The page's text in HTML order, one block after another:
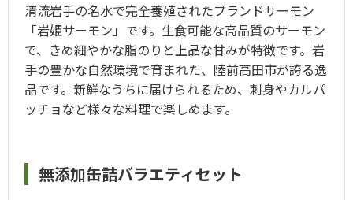
清流岩手の名水で完全養殖されたブランドサーモン
「岩姫サーモン」です。生食可能な高品質のサーモン
で、きめ細やかな脂のりと上品な甘みが特徴です。岩
手の豊かな自然環境で育まれた、陸前高田市が誇る逸
品です。新鮮なうちに届けられるため、刺身やカルパ
ッチョなど様々な料理で楽しめます。
無添加缶詰バラエティセット